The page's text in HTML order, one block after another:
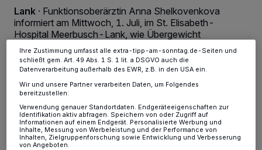
Lank · Funktionsoberärztin Anna Shelkovenkova
informiert am Mittwoch, 1. Juli, im St. Elisabeth-
Hospital Meerbusch-Lank, wie Übergewicht
rheumatische Beschwerden verstärkt und welche
Unterstützung eine neue Spezialsprechstunde bietet.
30.06.2026 , 10:00 Uhr Eine Minute Lesezeit
ändern oder Ihre Einwilligung zu widerrufen, indem Sie auf den Link
Ihre Einstellungen gelten innerhalb unseres Website. Weitere
Informationen finden Sie in unserer Datenschutzerklärung.
Ihre Zustimmung umfasst alle extra-tipp-am-sonntag.de-Seiten und
schließt gem. Art. 49 Abs. 1 S. 1 lit. a DSGVO auch die
Datenverarbeitung außerhalb des EWR, z.B. in den USA ein.
Wir und unsere Partner verarbeiten Daten, um Folgendes
bereitzustellen:
Verwendung genauer Standortdaten. Endgeräteeigenschaften zur
Identifikation aktiv abfragen. Speichern von oder Zugriff auf
Informationen auf einem Endgerät. Personalisierte Werbung und
Inhalte, Messung von Werbeleistung und der Performance von
Inhalten, Zielgruppenforschung sowie Entwicklung und Verbesserung
von Angeboten.